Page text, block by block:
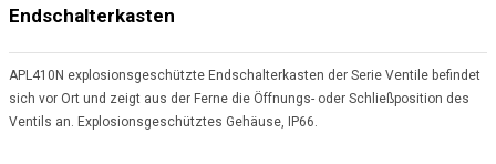
Endschalterkasten
APL410N explosionsgeschützte Endschalterkasten der Serie Ventile befindet
sich vor Ort und zeigt aus der Ferne die Öffnungs- oder Schließposition des
Ventils an. Explosionsgeschütztes Gehäuse, IP66.